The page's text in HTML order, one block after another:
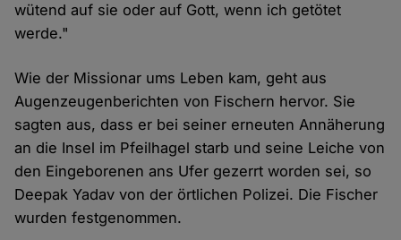
wütend auf sie oder auf Gott, wenn ich getötet
werde."
Wie der Missionar ums Leben kam, geht aus
Augenzeugenberichten von Fischern hervor. Sie
sagten aus, dass er bei seiner erneuten Annäherung
an die Insel im Pfeilhagel starb und seine Leiche von
den Eingeborenen ans Ufer gezerrt worden sei, so
Deepak Yadav von der örtlichen Polizei. Die Fischer
wurden festgenommen.